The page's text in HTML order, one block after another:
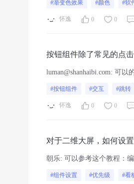
#渐变色效果 #颜色 #软
怀逸 0 0
按钮组件除了常见的点
luman@shanhaibi.com: 可以
#按钮组件 #交互 #跳转
怀逸 0 0
对于二维大屏，如何设
朝乐: 可以参考这个教程：
#组件设置 #优先级 #看